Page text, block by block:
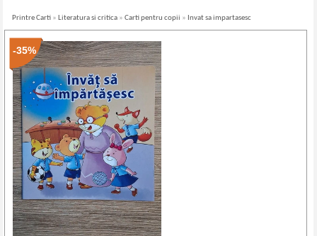
Printre Carti » Literatura si critica »Carti pentru copii » Invat sa impartasesc
-35%